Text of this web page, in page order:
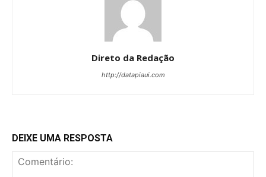
Direto da Redação
http://datapiaui.com
DEIXE UMA RESPOSTA